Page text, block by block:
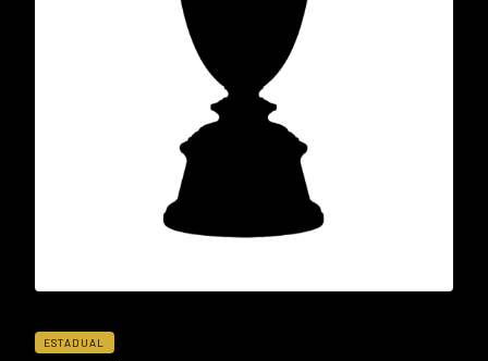
ESTADUAL